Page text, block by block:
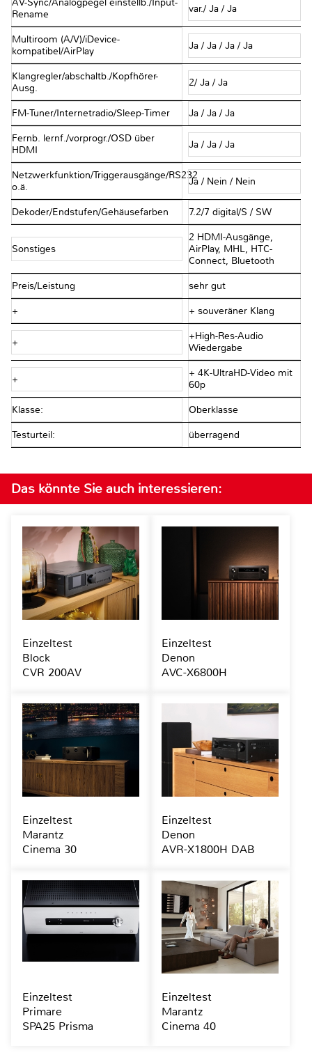
AV-Sync/Analogpegel einstellb./Input-
Rename
var./ Ja / Ja
Multiroom (A/V)/iDevice-
kompatibel/AirPlay
Ja / Ja / Ja / Ja
Klangregler/abschaltb./Kopfhörer-
Ausg.
2/ Ja / Ja
FM-Tuner/Internetradio/Sleep-Timer Ja / Ja / Ja
Fernb. lernf./vorprogr./OSD über
HDMI
Ja / Ja / Ja
Netzwerkfunktion/Triggerausgänge/RS232
o.ä.
Ja / Nein / Nein
Dekoder/Endstufen/Gehäusefarben 7.2/7 digital/S / SW
Sonstiges
2 HDMI-Ausgänge,
AirPlay, MHL, HTC-
Connect, Bluetooth
Preis/Leistung sehr gut
+ + souveräner Klang
+
+High-Res-Audio
Wiedergabe
+
+ 4K-UltraHD-Video mit
60p
Klasse: Oberklasse
Testurteil: überragend
Das könnte Sie auch interessieren:
Einzeltest
Block
CVR 200AV
Einzeltest
Denon
AVC-X6800H
Einzeltest
Marantz
Cinema 30
Einzeltest
Denon
AVR-X1800H DAB
Einzeltest
Primare
SPA25 Prisma
Einzeltest
Marantz
Cinema 40